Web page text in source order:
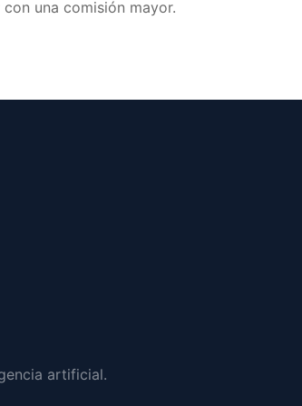
una comisión mayor.
artificial.